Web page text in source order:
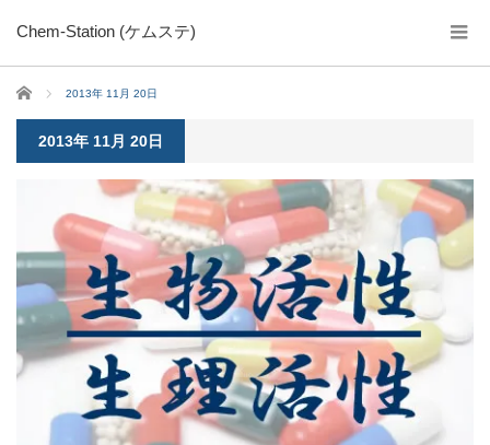
Chem-Station (ケムステ)
ホーム 2013年 11月 20日
2013年 11月 20日